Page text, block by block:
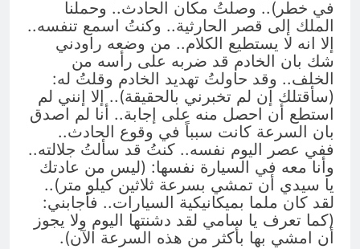
في خطر).. وصلتُ مكان الحادث.. وحملنا
الملك إلى قصر الحارثية.. وكنتُ اسمع تنفسه..
إلا انه لا يستطيع الكلام.. من وضعه راودني
شك بان الخادم قد ضربه على رأسه من
الخلف.. وقد حاولتُ تهديد الخادم وقلتُ له:
(سأقتلك إن لم تخبرني بالحقيقة).. إلا إنني لم
استطع أن احصل منه على إجابة.. أنا لم اصدق
بان السرعة كانت سبباً في وقوع الحادث..
ففي عصر اليوم نفسه.. كنتُ قد سألتُ جلالته..
وأنا معه في السيارة نفسها: (ليس من عادتك
يا سيدي أن تمشي بسرعة ثلاثين كيلو متر)..
لقد كان ملما بميكانيكية السيارات.. فأجابني:
(كما تعرف يا سامي لقد دشنتها اليوم ولا يجوز
أن امشي بها بأكثر من هذه السرعة الآن).